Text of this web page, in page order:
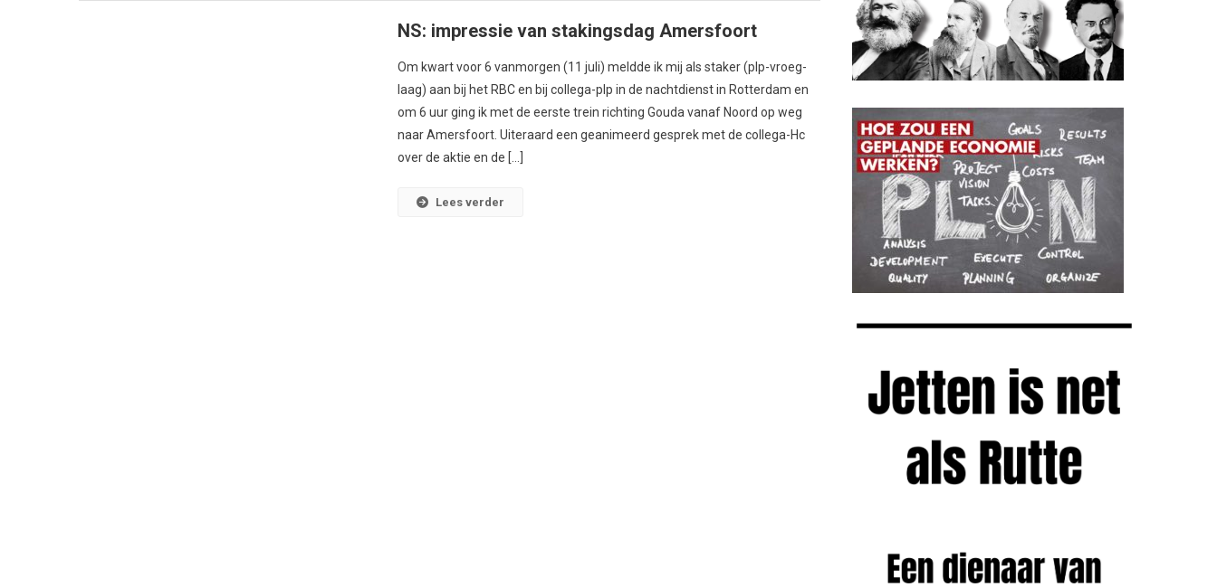
NS: impressie van stakingsdag Amersfoort
Om kwart voor 6 vanmorgen (11 juli) meldde ik mij als staker (plp-vroeg-
laag) aan bij het RBC en bij collega-plp in de nachtdienst in Rotterdam en
om 6 uur ging ik met de eerste trein richting Gouda vanaf Noord op weg
naar Amersfoort. Uiteraard een geanimeerd gesprek met de collega-Hc
over de aktie en de […]
Lees verder